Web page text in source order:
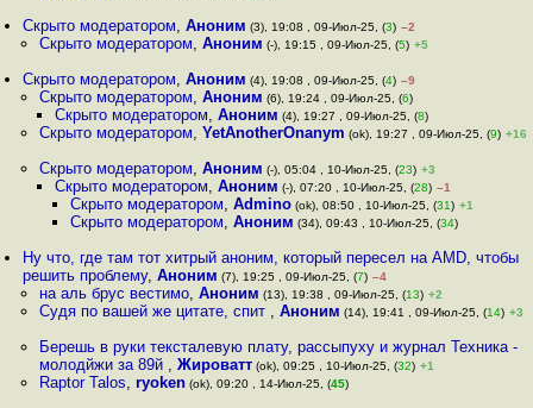
Скрыто модератором,Аноним (3), 19:08 , 09-Июл-25, (3) –2
Скрыто модератором, Аноним (-), 19:15 , 09-Июл-25, (5) +5
Скрыто модератором,Аноним (4), 19:08 , 09-Июл-25, (4) –9
Скрыто модератором, Аноним (6), 19:24 , 09-Июл-25, (6)
Скрыто модератором, Аноним (4), 19:27 , 09-Июл-25, (8)
Скрыто модератором, YetAnotherOnanym (ok), 19:27 , 09-Июл-25, (9) +16
Скрыто модератором, Аноним (-), 05:04 , 10-Июл-25, (23) +3
Скрыто модератором, Аноним (-), 07:20 , 10-Июл-25, (28) –1
Скрыто модератором,Admino (ok), 08:50 , 10-Июл-25, (31) +1
Скрыто модератором,Аноним (34), 09:43 , 10-Июл-25, (34)
Ну что, где там тот хитрый аноним, который пересел на AMD, чтобы
решить проблему,Аноним (7), 19:25 , 09-Июл-25, (7) –4
на аль брус вестимо, Аноним (13), 19:38 , 09-Июл-25, (13) +2
Судя по вашей же цитате, спит , Аноним (14), 19:41 , 09-Июл-25, (14) +3
Берешь в руки тексталевую плату, рассыпуху и журнал Техника -
молодйжи за 89й , Жироватт(ok), 09:25 , 10-Июл-25, (32) +1
Raptor Talos, ryoken(ok), 09:20 , 14-Июл-25, (45)